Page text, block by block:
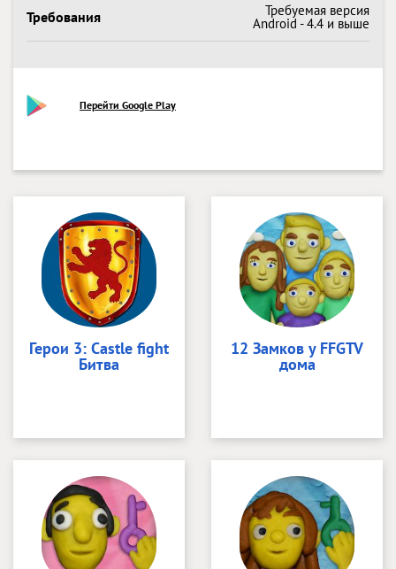
Требования Требуемая версия
Android - 4.4 и выше
Перейти Google Play
Герои 3: Castle fight
Битва
12 Замков у FFGTV
дома